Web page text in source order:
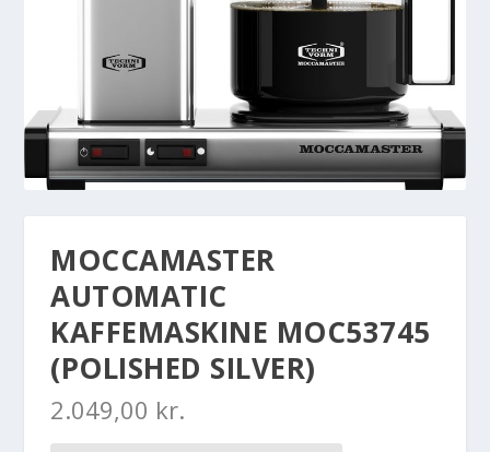
MOCCAMASTER
AUTOMATIC
KAFFEMASKINE MOC53745
(POLISHED SILVER)
2.049,00 kr.